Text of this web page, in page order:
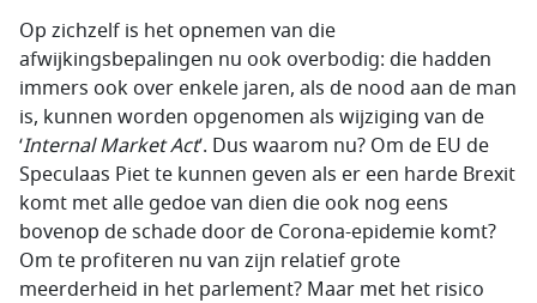
Op zichzelf is het opnemen van die
afwijkingsbepalingen nu ook overbodig: die hadden
immers ook over enkele jaren, als de nood aan de man
is, kunnen worden opgenomen als wijziging van de
‘Internal Market Act’. Dus waarom nu? Om de EU de
Speculaas Piet te kunnen geven als er een harde Brexit
komt met alle gedoe van dien die ook nog eens
bovenop de schade door de Corona-epidemie komt?
Om te profiteren nu van zijn relatief grote
meerderheid in het parlement? Maar met het risico